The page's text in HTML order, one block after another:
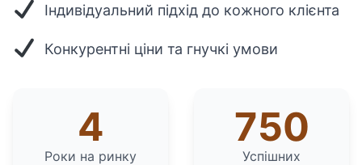
Індивідуальний підхід до кожного клієнта
Конкурентні ціни та гнучкі умови
4
Роки на ринку
750
Успішних